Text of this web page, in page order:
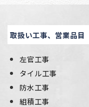
取扱い工事、営業品目
左官工事
タイル工事
防水工事
組積工事